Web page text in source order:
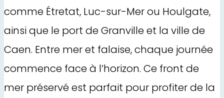
comme Étretat, Luc-sur-Mer ou Houlgate,
ainsi que le port de Granville et la ville de
Caen. Entre mer et falaise, chaque journée
commence face à l’horizon. Ce front de
mer préservé est parfait pour profiter de la